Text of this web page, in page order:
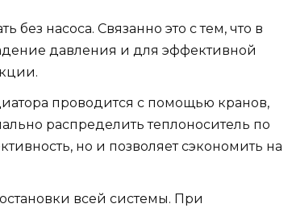
без насоса. Связанно это с тем, что в
давления и для эффективной
проводится с помощью кранов,
распределить теплоноситель по
но и позволяет сэкономить на
всей системы. При